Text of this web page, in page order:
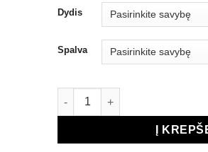
Dydis
Spalva
produkto kiekis: Marškinėliai
Į